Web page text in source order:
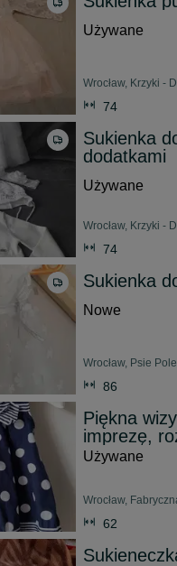
Używane
Wrocław, Krzyki -
74
Sukienka
dodatkami
Używane
Wrocław, Krzyki -
74
Sukienka
Nowe
Wrocław, Psie
86
Piękna
imprezę,
Używane
Wrocław,
62